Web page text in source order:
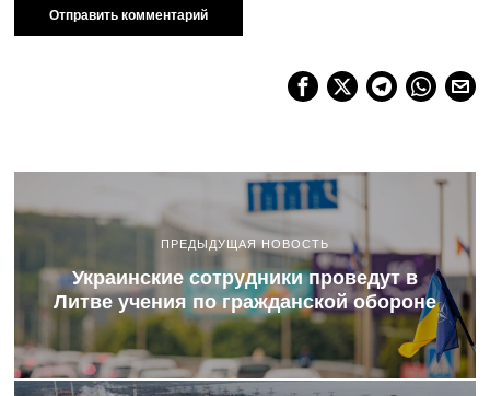
ПРЕДЫДУЩАЯ НОВОСТЬ
Украинские сотрудники проведут в
Литве учения по гражданской обороне